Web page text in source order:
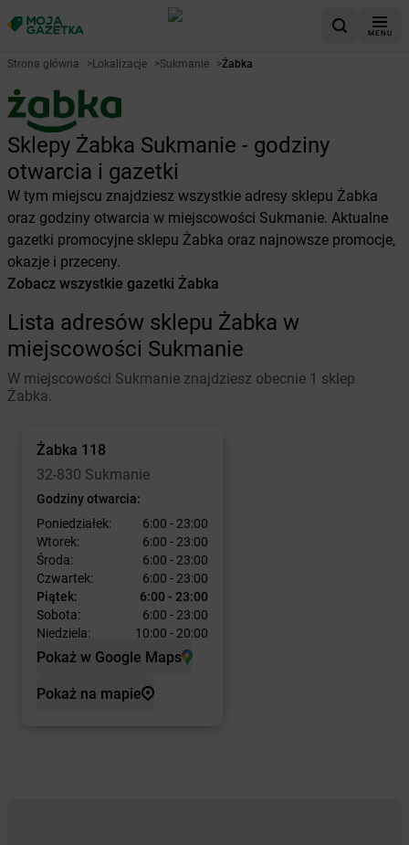
MENU
Strona główna >Lokalizacje >Sukmanie >Żabka
Sklepy Żabka Sukmanie - godziny
otwarcia i gazetki
W tym miejscu znajdziesz wszystkie adresy sklepu Żabka
oraz godziny otwarcia w miejscowości Sukmanie. Aktualne
gazetki promocyjne sklepu Żabka oraz najnowsze promocje,
okazje i przeceny.
Zobacz wszystkie gazetki Żabka
Lista adresów sklepu Żabka w
miejscowości Sukmanie
W miejscowości Sukmanie znajdziesz obecnie 1 sklep
Żabka.
Żabka 118
32-830 Sukmanie
Godziny otwarcia:
Poniedziałek:
6:00 - 23:00
Wtorek:
6:00 - 23:00
Środa:
6:00 - 23:00
Czwartek:
6:00 - 23:00
Piątek:
6:00 - 23:00
Sobota:
6:00 - 23:00
Niedziela:
10:00 - 20:00
Pokaż w Google Maps
Pokaż na mapie